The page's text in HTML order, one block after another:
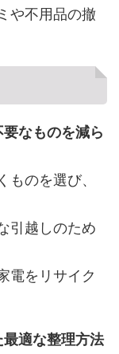
や不用品の撤
なものを減ら
ものを選び、
引越しのため
電をリサイク
適な整理方法